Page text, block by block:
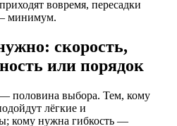
вовремя, пересадки
минимум.
скорость,
или порядок
половина выбора. Тем, кому
лёгкие и
кому нужна гибкость —